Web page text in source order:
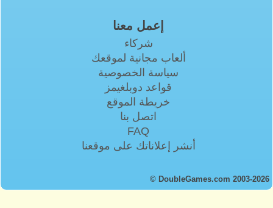
إعمل معنا
شركاء
ألعاب مجانية لموقعك
سياسة الخصوصية
قواعد دوبلغيمز
خريطة الموقع
اتصل بنا
FAQ
أنشر إعلاناتك على موقعنا
© DoubleGames.com 2003-2026